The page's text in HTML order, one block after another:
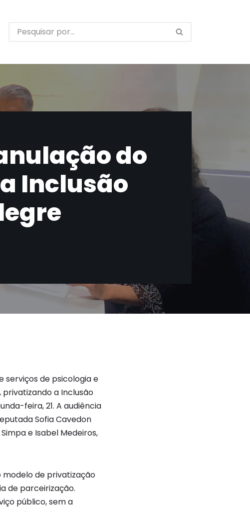
do
Inclusão
serviços de psicologia e
a Inclusão
feira, 21. A audiência
Sofia Cavedon
e Isabel Medeiros,
modelo de privatização
de parceirização.
público, sem a